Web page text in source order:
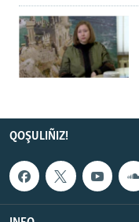
QOŞULIÑIZ!